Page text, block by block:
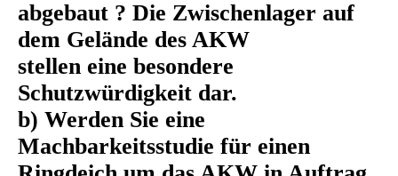
abgebaut ? Die Zwischenlager auf
dem Gelände des AKW
stellen eine besondere
Schutzwürdigkeit dar.
b) Werden Sie eine
Machbarkeitsstudie für einen